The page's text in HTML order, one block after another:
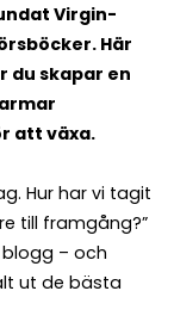
Virgin-
Här
du skapar en
att växa.
Hur har vi tagit
till framgång?”
blogg – och
ut de bästa